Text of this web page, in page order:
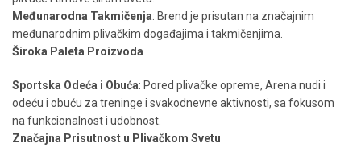
Međunarodna Takmičenja: Brend je prisutan na značajnim
međunarodnim plivačkim događajima i takmičenjima.
Široka Paleta Proizvoda
Sportska Odeća i Obuća: Pored plivačke opreme, Arena nudi i
odeću i obuću za treninge i svakodnevne aktivnosti, sa fokusom
na funkcionalnost i udobnost.
Značajna Prisutnost u Plivačkom Svetu